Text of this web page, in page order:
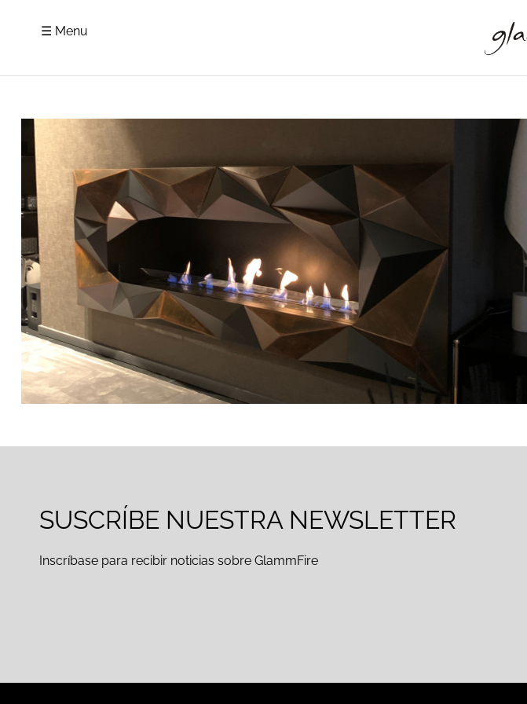
☰ Menu
SUSCRÍBE NUESTRA NEWSLETTER
Inscríbase para recibir noticias sobre GlammFire